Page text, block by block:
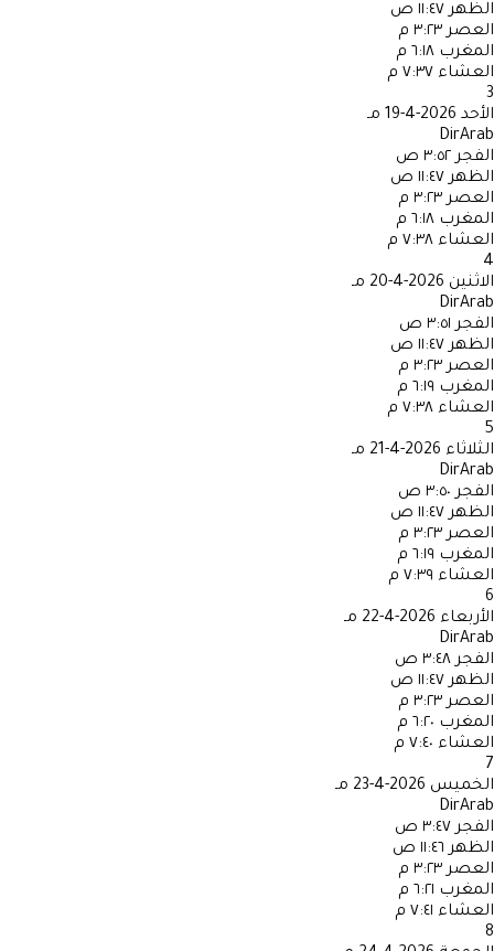
الظهر ١١:٤٧ ص
العصر ٣:٢٣ م
المغرب ٦:١٨ م
العشاء ٧:٣٧ م
3
الأحد 2026-4-19 مـ
DirArab
الفجر ٣:٥٢ ص
الظهر ١١:٤٧ ص
العصر ٣:٢٣ م
المغرب ٦:١٨ م
العشاء ٧:٣٨ م
4
الاثنين 2026-4-20 مـ
DirArab
الفجر ٣:٥١ ص
الظهر ١١:٤٧ ص
العصر ٣:٢٣ م
المغرب ٦:١٩ م
العشاء ٧:٣٨ م
5
الثلاثاء 2026-4-21 مـ
DirArab
الفجر ٣:٥٠ ص
الظهر ١١:٤٧ ص
العصر ٣:٢٣ م
المغرب ٦:١٩ م
العشاء ٧:٣٩ م
6
الأربعاء 2026-4-22 مـ
DirArab
الفجر ٣:٤٨ ص
الظهر ١١:٤٧ ص
العصر ٣:٢٣ م
المغرب ٦:٢٠ م
العشاء ٧:٤٠ م
7
الخميس 2026-4-23 مـ
DirArab
الفجر ٣:٤٧ ص
الظهر ١١:٤٦ ص
العصر ٣:٢٣ م
المغرب ٦:٢١ م
العشاء ٧:٤١ م
8